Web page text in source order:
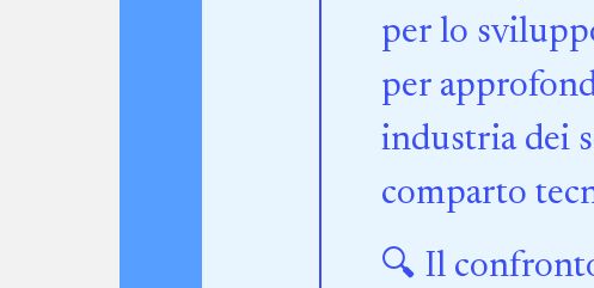
per lo
per
industria dei
comparto
🔍 Il